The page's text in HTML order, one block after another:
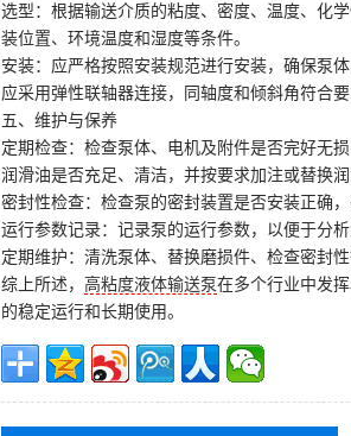
选型：根据输送介质的粘度、密度、温度、化
装位置、环境温度和湿度等条件。
安装：应严格按照安装规范进行安装，确保泵
应采用弹性联轴器连接，同轴度和倾斜角符合要
五、维护与保养
定期检查：检查泵体、电机及附件是否完好无
润滑油是否充足、清洁，并按要求加注或替换润
密封性检查：检查泵的密封装置是否安装正确
运行参数记录：记录泵的运行参数，以便于分
定期维护：清洗泵体、替换磨损件、检查密封性
综上所述， 高粘度液体输送泵在多个行业中发
的稳定运行和长期使用。